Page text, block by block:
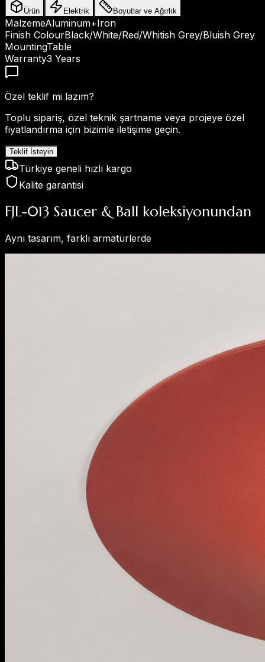
Ürün Elektrik Boyutlar ve Ağırlık
MalzemeAluminum+Iron
Finish ColourBlack/White/Red/Whitish Grey/Bluish Grey
MountingTable
Warranty3 Years
Özel teklif mi lazım?
Toplu sipariş, özel teknik şartname veya projeye özel
fiyatlandırma için bizimle iletişime geçin.
Teklif İsteyin
Türkiye geneli hızlı kargo
Kalite garantisi
FJL-013 Saucer & Ball koleksiyonundan
Aynı tasarım, farklı armatürlerde